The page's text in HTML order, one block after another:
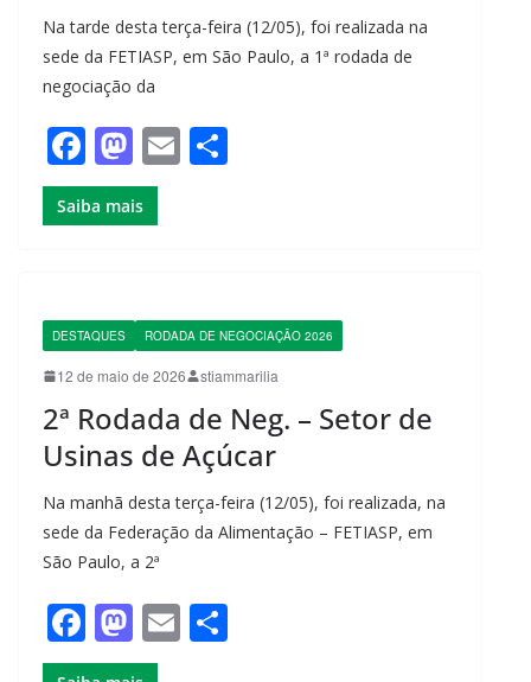
Na tarde desta terça-feira (12/05), foi realizada na
sede da FETIASP, em São Paulo, a 1ª rodada de
negociação da
F
a
c
o
o
k
M
a
st
o
n
E
Saiba mais
DESTAQUES RODADA DE NEGOCIAÇÃO 2026
12 de maio de 2026 stiammarilia
2ª Rodada de Neg. – Setor de
Usinas de Açúcar
Na manhã desta terça-feira (12/05), foi realizada, na
sede da Federação da Alimentação – FETIASP, em
São Paulo, a 2ª
F
a
M
a
E
m